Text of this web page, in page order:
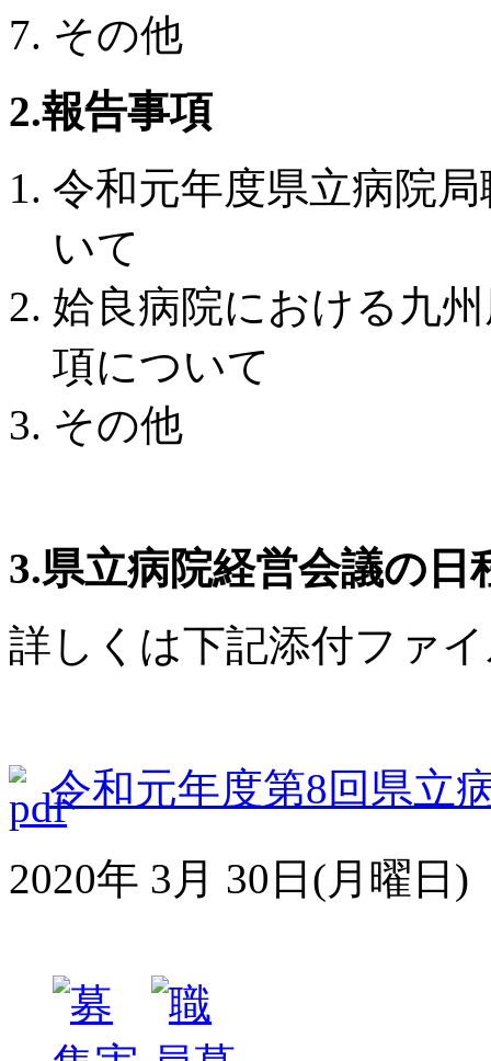
その他
2.報告事項
令和元年度県立病院
いて
姶良病院における九
項について
その他
3.県立病院経営会議の日
詳しくは下記添付ファ
令和元年度第8回県立
2020年 3月 30日(月曜日)